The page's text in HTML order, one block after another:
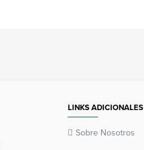
LINKS ADICIONALES
Sobre Nosotros